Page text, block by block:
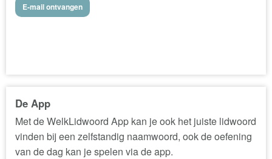
E-mail ontvangen
De App
Met de WelkLidwoord App kan je ook het juiste lidwoord
vinden bij een zelfstandig naamwoord, ook de oefening
van de dag kan je spelen via de app.